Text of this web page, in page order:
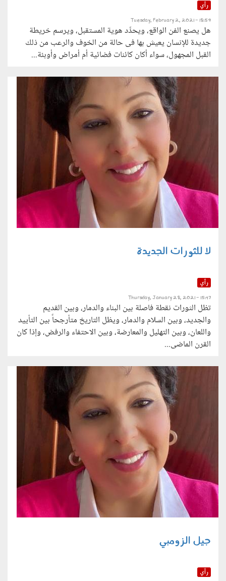
رأي
Tuesday, February 2, 2021 - 18:59
هل يصنع الفن الواقع، ويحدِّد هوية المستقبل، ويرسم خريطة
جديدة للإنسان يعيش بها فى حالة من الخوف والرعب من ذلك
القبل المجهول، سواء أكان كائنات فضائية أم أمراض وأوبئة...
لا للثورات الجديدة
رأي
Thursday, January 28, 2021 - 15:47
تظل الثورات نقطة فاصلة بين البناء والدمار، وبين القديم
والجديد، وبين السلام والدمار، ويظل التاريخ متأرجحاً بين التأييد
واللعان، وبين التهليل والمعارضة، وبين الاحتفاء والرفض، وإذا كان
القرن الماضى...
جيل الزومبي
رأي